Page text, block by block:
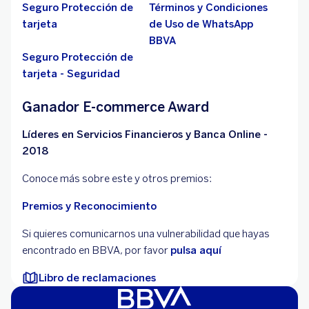
Seguro Protección de
tarjeta
Términos y Condiciones
de Uso de WhatsApp
BBVA
Seguro Protección de
tarjeta - Seguridad
Ganador E-commerce Award
Líderes en Servicios Financieros y Banca Online -
2018
Conoce más sobre este y otros premios:
Premios y Reconocimiento
Si quieres comunicarnos una vulnerabilidad que hayas
encontrado en BBVA, por favor pulsa aquí
Libro de reclamaciones